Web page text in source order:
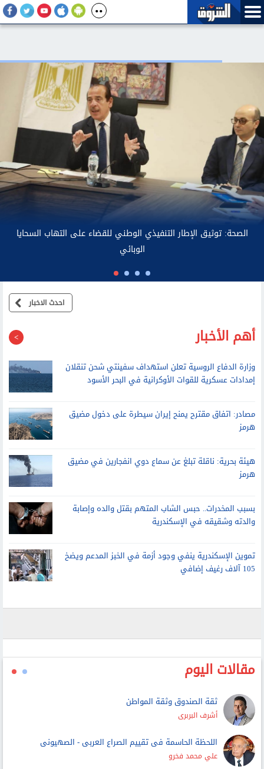
رئيس وزراء كندا: لا أثق في إنفانتينو بعد أزمة خطة بيع كأس العالم
احدث الاخبار
أهم الأخبار
إمدادات عسكرية للقوات الأوكرانية في البحر الأسود
هرمز
هيئة بحرية: ناقلة تبلغ عن سماع دوي انفجارين في مضيق
هرمز
والدته وشقيقه في الإسكندرية
تموين الإسكندرية ينفي وجود أزمة في الخبز المدعم ويضخ
105 آلاف رغيف إضافي
مقالات اليوم